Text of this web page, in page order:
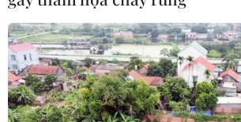
06/08/2026 11:05
Nhận định Việt Nam vs Campuchia:
'Phù thủy Kim' sẽ xoay tua toan tính
đường dài?